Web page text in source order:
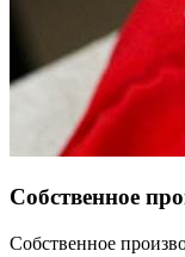
Собственное
Собственное